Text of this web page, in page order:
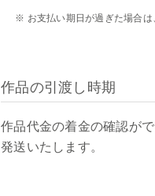
※ お支払い期日が過ぎた場合は
作品の引渡し時期
作品代金の着金の確認が
発送いたします。